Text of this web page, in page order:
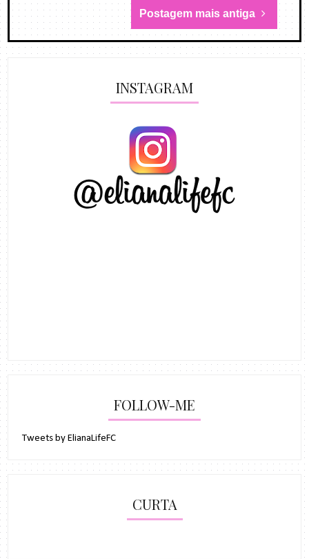
Postagem mais antiga
INSTAGRAM
FOLLOW-ME
Tweets by ElianaLifeFC
CURTA